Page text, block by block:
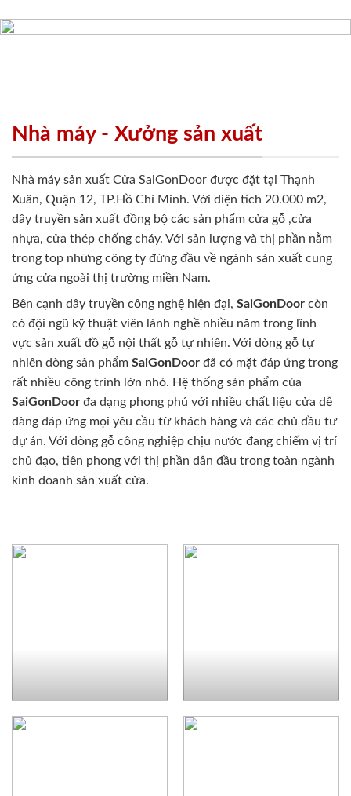
Nhà máy - Xưởng sản xuất
Nhà máy sản xuất Cửa SaiGonDoor được đặt tại Thạnh
Xuân, Quận 12, TP.Hồ Chí Minh. Với diện tích 20.000 m2,
dây truyền sản xuất đồng bộ các sản phẩm cửa gỗ ,cửa
nhựa, cửa thép chống cháy. Với sản lượng và thị phần nằm
trong top những công ty đứng đầu về ngành sản xuất cung
ứng cửa ngoài thị trường miền Nam.
Bên cạnh dây truyền công nghệ hiện đại, SaiGonDoor còn
có đội ngũ kỹ thuật viên lành nghề nhiều năm trong lĩnh
vực sản xuất đồ gỗ nội thất gỗ tự nhiên. Với dòng gỗ tự
nhiên dòng sản phẩm SaiGonDoor đã có mặt đáp ứng trong
rất nhiều công trình lớn nhỏ. Hệ thống sản phẩm của
SaiGonDoor đa dạng phong phú với nhiều chất liệu cửa dễ
dàng đáp ứng mọi yêu cầu từ khách hàng và các chủ đầu tư
dự án. Với dòng gỗ công nghiệp chịu nước đang chiếm vị trí
chủ đạo, tiên phong với thị phần dẫn đầu trong toàn ngành
kinh doanh sản xuất cửa.